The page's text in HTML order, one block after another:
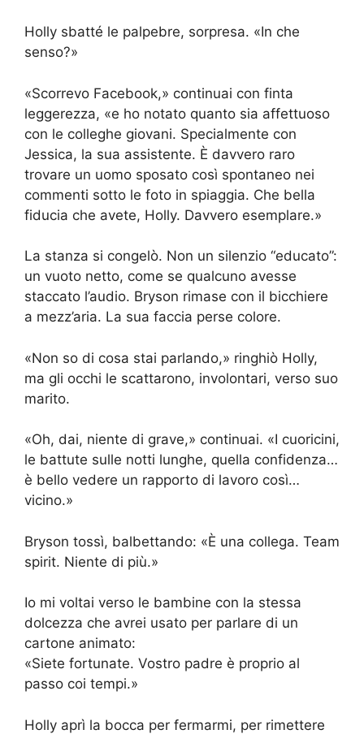
Holly sbatté le palpebre, sorpresa. «In che
senso?»
«Scorrevo Facebook,» continuai con finta
leggerezza, «e ho notato quanto sia affettuoso
con le colleghe giovani. Specialmente con
Jessica, la sua assistente. È davvero raro
trovare un uomo sposato così spontaneo nei
commenti sotto le foto in spiaggia. Che bella
fiducia che avete, Holly. Davvero esemplare.»
La stanza si congelò. Non un silenzio “educato”:
un vuoto netto, come se qualcuno avesse
staccato l’audio. Bryson rimase con il bicchiere
a mezz’aria. La sua faccia perse colore.
«Non so di cosa stai parlando,» ringhiò Holly,
ma gli occhi le scattarono, involontari, verso suo
marito.
«Oh, dai, niente di grave,» continuai. «I cuoricini,
le battute sulle notti lunghe, quella confidenza…
è bello vedere un rapporto di lavoro così…
vicino.»
Bryson tossì, balbettando: «È una collega. Team
spirit. Niente di più.»
Io mi voltai verso le bambine con la stessa
dolcezza che avrei usato per parlare di un
cartone animato:
«Siete fortunate. Vostro padre è proprio al
passo coi tempi.»
Holly aprì la bocca per fermarmi, per rimettere